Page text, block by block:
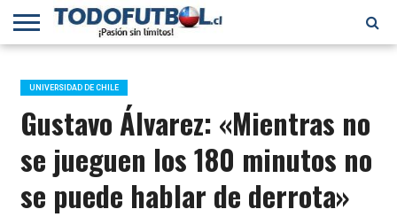
PRIMERA
B
SELECCIÓN
CHILENA
CHILENOS
EN EL
MUNDO
FÚTBOL
INTERNACIONAL
UNIVERSIDAD DE CHILE
Gustavo Álvarez: «Mientras no
se jueguen los 180 minutos no
se puede hablar de derrota»